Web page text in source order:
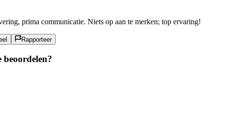
prima communicatie. Niets op aan te merken; top ervaring!
Rapporteer